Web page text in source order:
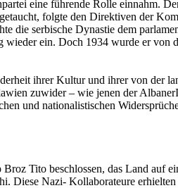
eine führende Rolle einnahm.
folgte den Direktiven der
die serbische Dynastie dem
ein. Doch 1934 wurde er von
ihrer Kultur und ihrer von der
zuwider – wie jenen der
und nationalistischen
Tito beschlossen, das Land auf
Diese Nazi- Kollaborateure